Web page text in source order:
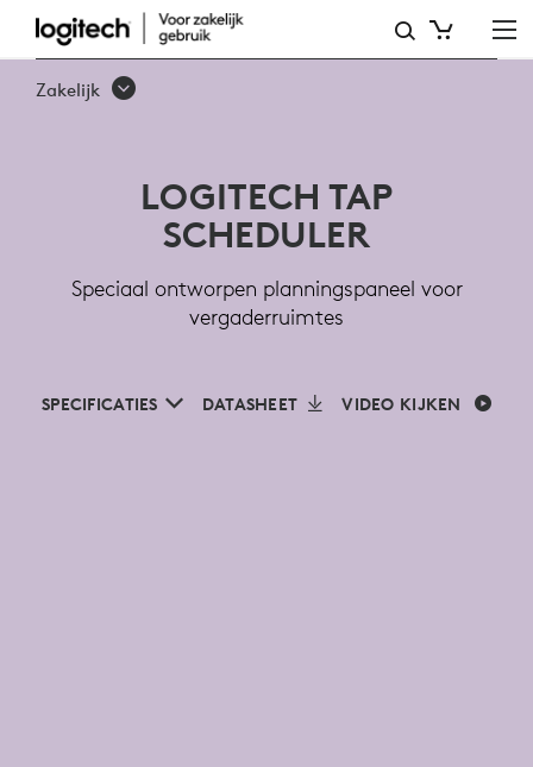
LOGITECH
TAP
VERGADERRUIMTES
Zakelijk
LOGITECH TAP
SCHEDULER
Speciaal ontworpen planningspaneel voor
vergaderruimtes
SPECIFICATIES DATASHEET VIDEO KIJKEN